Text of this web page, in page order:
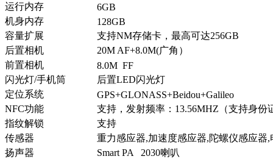
运行内存
6GB
机身内存
128GB
容量扩展
支持NM存储卡，最高可达256GB
后置相机
20M AF+8.0M(广角）
前置相机
8.0M FF
闪光灯/手机筒
后置LED闪光灯
定位系统
GPS+GLONASS+Beidou+Galileo
NFC功能
支持，发射频率：13.56MHZ（支持身份
指纹解锁
支持
传感器
重力感应器,加速度感应器,陀螺仪感应器
扬声器
Smart PA 2030喇叭